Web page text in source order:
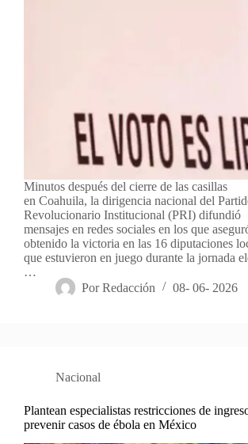
Minutos después del cierre de las casillas
en Coahuila, la dirigencia nacional del
Revolucionario Institucional (PRI) difundió
mensajes en redes sociales en los que
obtenido la victoria en las 16 diputaciones
que estuvieron en juego durante la jornada
…
Por Redacción 08- 06- 2026
Nacional
Plantean especialistas restricciones de
prevenir casos de ébola en México